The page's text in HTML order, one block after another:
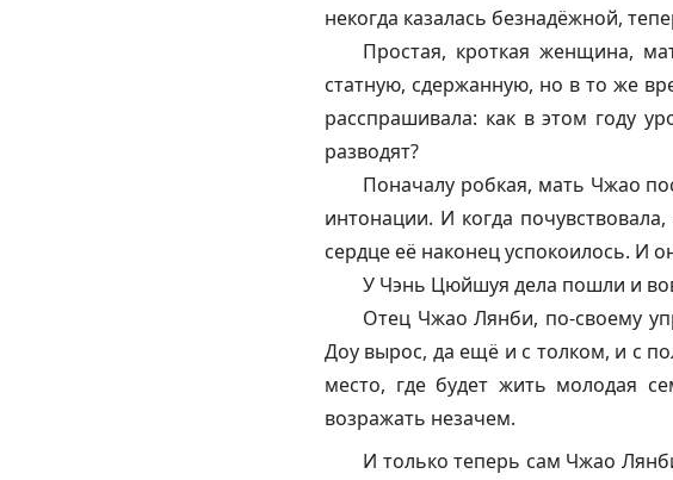
некогда казалась безнадёжной,
Простая, кроткая женщина,
статную, сдержанную, но в то же
расспрашивала: как в этом году
разводят?
Поначалу робкая, мать Чжао
интонации. И когда
сердце её наконец успокоилось. И
У Чэнь Цюйшуя дела пошли и
Отец Чжао Лянби, по-своему
Доу вырос, да ещё и с толком, и с
место, где будет жить молодая
возражать незачем.
И только теперь сам Чжао